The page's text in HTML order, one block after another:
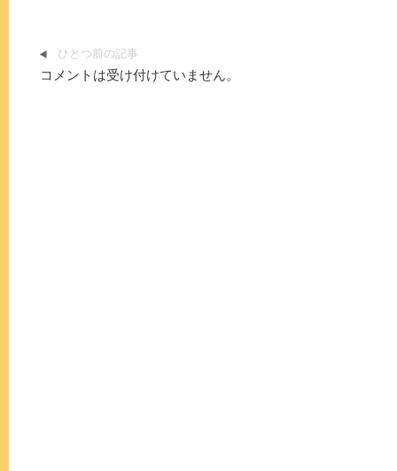
ひとつ前の記事
コメントは受け付けていません。